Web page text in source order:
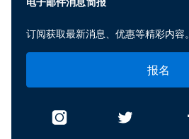
订阅获取最新消息、优惠等精彩内容。
报名